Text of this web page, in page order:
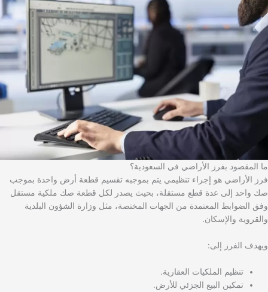
ما المقصود بفرز الأراضي في السعودية؟
فرز الأراضي هو إجراء تنظيمي يتم بموجبه تقسيم قطعة أرض واحدة بموجب
صك واحد إلى عدة قطع مستقلة، بحيث يصدر لكل قطعة صك ملكية مستقل
وفق الضوابط المعتمدة من الجهات المختصة، مثل وزارة الشؤون البلدية
والقروية والإسكان.
ويهدف الفرز إلى:
تنظيم الملكيات العقارية.
تمكين البيع الجزئي للأرض.